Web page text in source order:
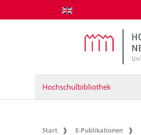
zum Inhalt springen
Hochschulbibliothek
Start E-Publikationen